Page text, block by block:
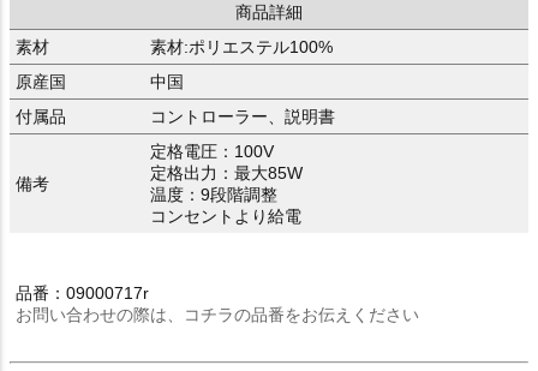
商品詳細
素材
素材:ポリエステル100%
原産国
中国
付属品
コントローラー、説明書
備考
定格電圧：100V
定格出力：最大85W
温度：9段階調整
コンセントより給電
品番：09000717r
お問い合わせの際は、コチラの品番をお伝えください